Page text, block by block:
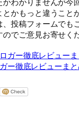
とかもっと違うこと
投稿フォームでも
でご意見お寄せく
ー徹底レビューまと